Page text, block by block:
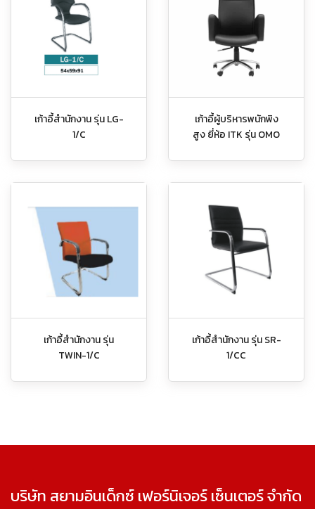
เก้าอี้สำนักงาน รุ่น LG-
1/C
เก้าอี้ผู้บริหารพนักพิง
สูง ยี่ห้อ ITK รุ่น OMO
เก้าอี้สำนักงาน รุ่น
TWIN-1/C
เก้าอี้สำนักงาน รุ่น SR-
1/CC
บริษัท สยามอินเด็กซ์ เฟอร์นิเจอร์ เซ็นเตอร์ จำกัด